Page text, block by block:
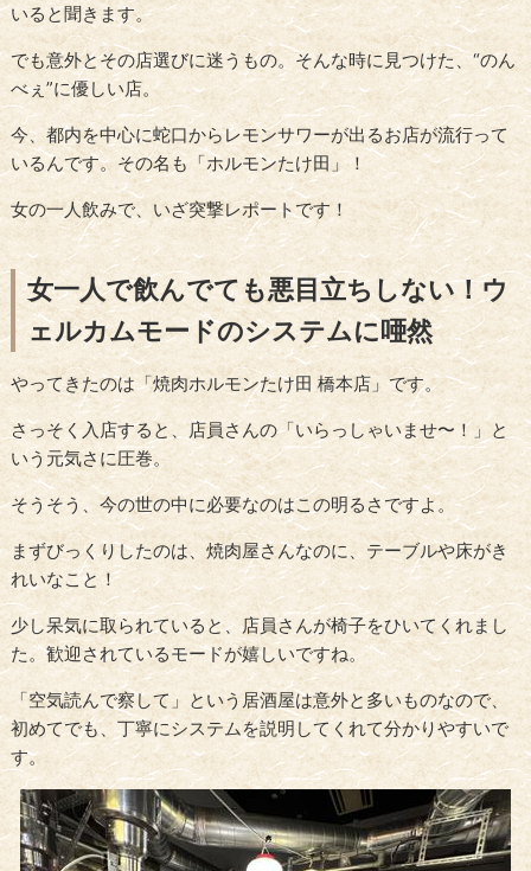
いると聞きます。
でも意外とその店選びに迷うもの。そんな時に見つけた、“のん
べぇ”に優しい店。
今、都内を中心に蛇口からレモンサワーが出るお店が流行って
いるんです。その名も「ホルモンたけ田」！
女の一人飲みで、いざ突撃レポートです！
女一人で飲んでても悪目立ちしない！ウ
ェルカムモードのシステムに唖然
やってきたのは「焼肉ホルモンたけ田 橋本店」です。
さっそく入店すると、店員さんの「いらっしゃいませ〜！」と
いう元気さに圧巻。
そうそう、今の世の中に必要なのはこの明るさですよ。
まずびっくりしたのは、焼肉屋さんなのに、テーブルや床がき
れいなこと！
少し呆気に取られていると、店員さんが椅子をひいてくれまし
た。歓迎されているモードが嬉しいですね。
「空気読んで察して」という居酒屋は意外と多いものなので、
初めてでも、丁寧にシステムを説明してくれて分かりやすいで
す。